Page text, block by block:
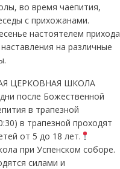
во время чаепития,
с прихожанами.
настоятелем прихода
на различные
ЦЕРКОВНАЯ ШКОЛА
после Божественной
в трапезной
в трапезной проходят
от 5 до 18 лет.
при Успенском соборе.
силами и